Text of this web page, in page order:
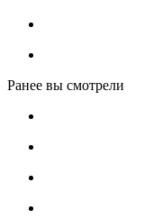
Ранее вы смотрели